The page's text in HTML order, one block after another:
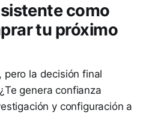
como
tu próximo
pero la decisión final
genera confianza
y configuración a